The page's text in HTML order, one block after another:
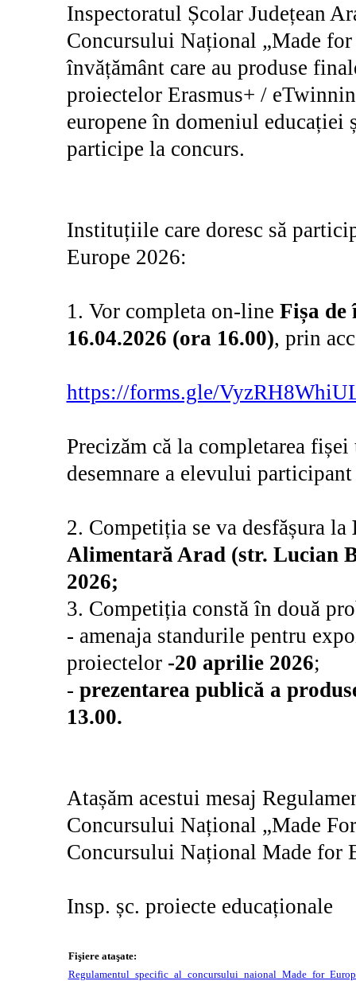
Inspectoratul Școlar Județean
Concursului Național „Made
învățământ care au produse
proiectelor Erasmus+ /
europene în domeniul educației
participe la concurs.
Instituțiile care doresc să
Europe 2026:
1. Vor completa on-line Fișa de
16.04.2026 (ora 16.00), prin
https://forms.gle/
Precizăm că la completarea
desemnare a elevului
2. Competiția se va desfășura la
Alimentară Arad (str. Lucian
2026;
3. Competiția constă în două
- amenaja standurile pentru
proiectelor -20 aprilie 2026;
- prezentarea publică a
13.00.
Atașăm acestui mesaj
Concursului Național „Made
Concursului Național Made for
Insp. șc. proiecte educaționale
Fişiere ataşate: